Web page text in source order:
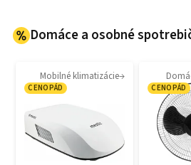
Domáce a osobné
Mobilné klimatizácie
CENOPÁD CENOPÁD